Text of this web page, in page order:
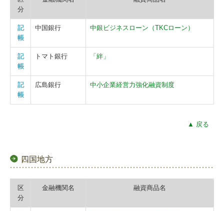
分
記
帳
中国銀行 中銀ビジネスローン（TKCローン）
記
帳
トマト銀行 「絆」
記
帳
広島銀行 中小企業経営力強化融資制度
▲ 戻る
四国地方
区
分
金融機関名 融資商品名